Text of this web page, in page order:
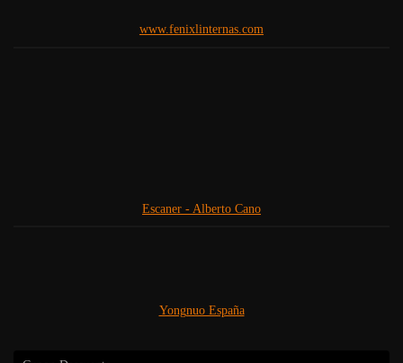
www.fenixlinternas.com
Escaner - Alberto Cano
Yongnuo España